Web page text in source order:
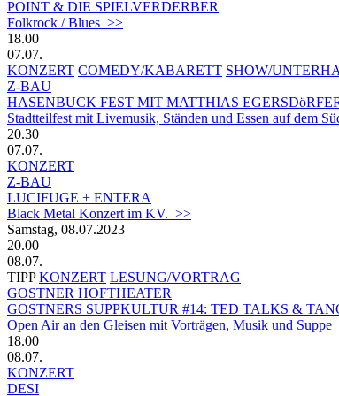
POINT & DIE SPIELVERDERBER
Folkrock / Blues >>
18.00
07.07.
KONZERT COMEDY/KABARETT SHOW/
Z-BAU
HASENBUCK FEST MIT MATTHIAS
Stadtteilfest mit Livemusik, Ständen und Essen auf dem
20.30
07.07.
KONZERT
Z-BAU
LUCIFUGE + ENTERA
Black Metal Konzert im KV. >>
Samstag, 08.07.2023
20.00
08.07.
TIPP KONZERT LESUNG/VORTRAG
GOSTNER HOFTHEATER
GOSTNERS SUPPKULTUR #14: TED TALKS &
Open Air an den Gleisen mit Vorträgen, Musik und Suppe
18.00
08.07.
KONZERT
DESI